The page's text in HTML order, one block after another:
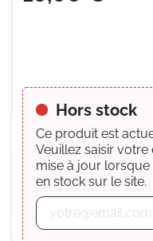
Hors stock
Ce produit est
Veuillez saisir
mise à jour
en stock sur le site.